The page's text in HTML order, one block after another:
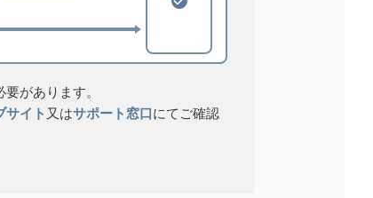
があります。
サイト 又はサポート窓口にてご確認